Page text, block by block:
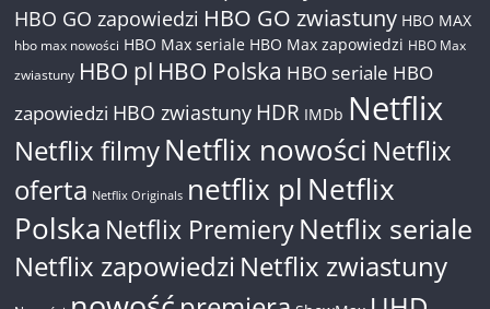
HBO GO zapowiedzi HBO GO zwiastuny HBO MAX
hbo max nowości HBO Max seriale HBO Max zapowiedzi HBO Max
zwiastuny HBO pl HBO Polska HBO seriale HBO
zapowiedzi HBO zwiastuny HDR IMDb Netflix
Netflix filmyNetflix nowości Netflix
oferta Netflix Originals netflix pl Netflix
Polska Netflix PremieryNetflix seriale
Netflix zapowiedzi Netflix zwiastuny